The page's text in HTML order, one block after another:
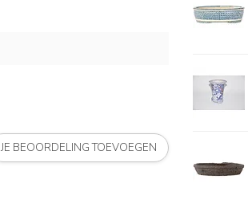
JE BEOORDELING TOEVOEGEN